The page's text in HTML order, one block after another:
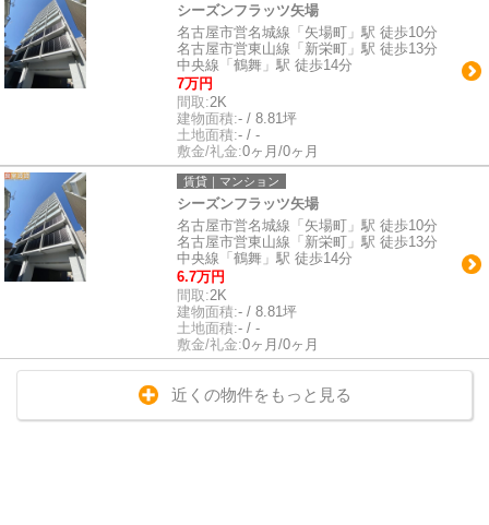
シーズンフラッツ矢場
名古屋市営名城線「矢場町」駅 徒歩10分
名古屋市営東山線「新栄町」駅 徒歩13分
中央線「鶴舞」駅 徒歩14分
7万円
間取:2K
建物面積:- / 8.81坪
土地面積:- / -
敷金/礼金:0ヶ月/0ヶ月
賃貸｜マンション
シーズンフラッツ矢場
名古屋市営名城線「矢場町」駅 徒歩10分
名古屋市営東山線「新栄町」駅 徒歩13分
中央線「鶴舞」駅 徒歩14分
6.7万円
間取:2K
建物面積:- / 8.81坪
土地面積:- / -
敷金/礼金:0ヶ月/0ヶ月
近くの物件をもっと見る